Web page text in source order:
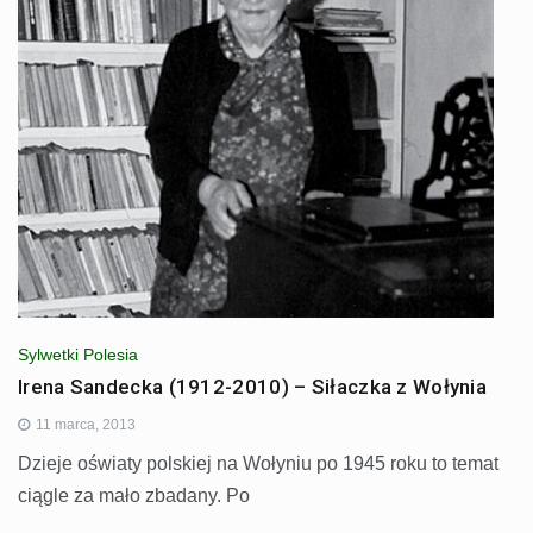
Sylwetki Polesia
Irena Sandecka (1912-2010) – Siłaczka z Wołynia
11 marca, 2013
Dzieje oświaty polskiej na Wołyniu po 1945 roku to temat
ciągle za mało zbadany. Po